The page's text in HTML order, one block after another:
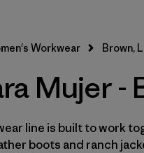
Filtrar por
Category
Filtrar por
Size 1
Workwear Brown, L
Mujer -
line is built to work
boots and ranch